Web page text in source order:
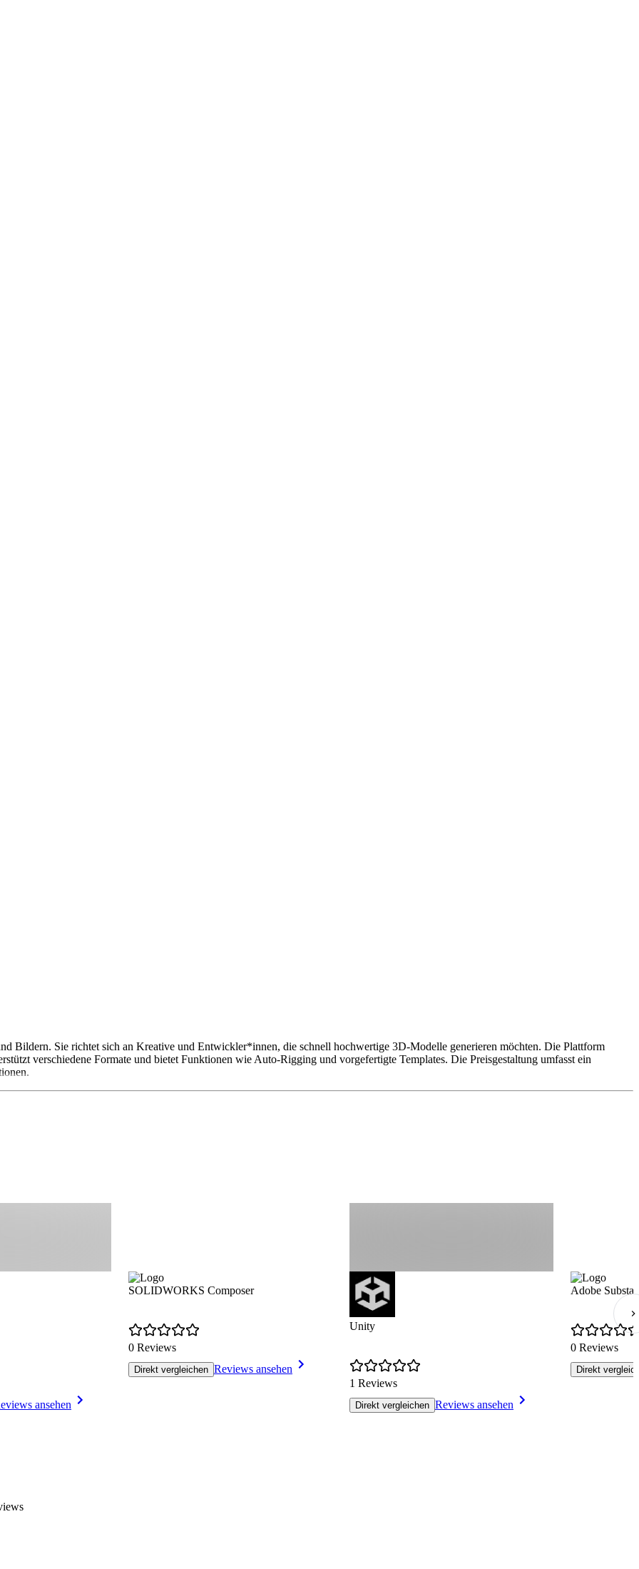
Bildern. Sie richtet sich an Kreative und Entwickler*innen, die schnell hochwertige 3D-Modelle generieren möchten. Die Plattform
verschiedene Formate und bietet Funktionen wie Auto-Rigging und vorgefertigte Templates. Die Preisgestaltung umfasst ein
ansehen
SOLIDWORKS Composer
0 Reviews
Direkt vergleichen Reviews ansehen
Unity
1 Reviews
Direkt vergleichen Reviews ansehen
Adobe
0 Reviews
Direkt